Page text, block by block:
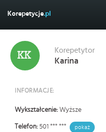
Korepetycje.pl
Korepetytor
Karina
INFORMACJE:
Wykształcenie: Wyższe
Telefon: 501 *** *** pokaż